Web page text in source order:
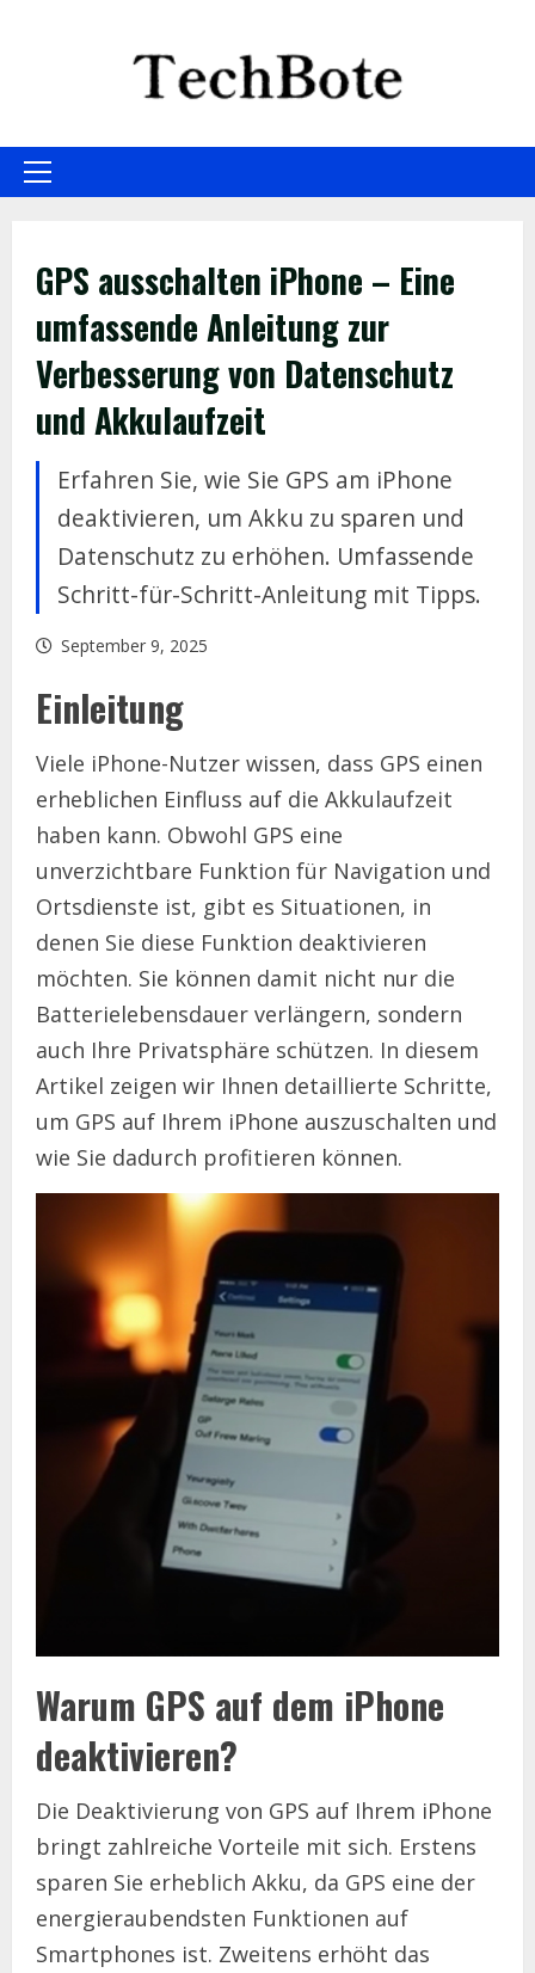
Primary
GPS ausschalten iPhone – Eine
umfassende Anleitung zur
Verbesserung von Datenschutz
und Akkulaufzeit
Erfahren Sie, wie Sie GPS am iPhone
deaktivieren, um Akku zu sparen und
Datenschutz zu erhöhen. Umfassende
Schritt-für-Schritt-Anleitung mit Tipps.
September 9, 2025
Einleitung
Viele iPhone-Nutzer wissen, dass GPS einen
erheblichen Einfluss auf die Akkulaufzeit
haben kann. Obwohl GPS eine
unverzichtbare Funktion für Navigation und
Ortsdienste ist, gibt es Situationen, in
denen Sie diese Funktion deaktivieren
möchten. Sie können damit nicht nur die
Batterielebensdauer verlängern, sondern
auch Ihre Privatsphäre schützen. In diesem
Artikel zeigen wir Ihnen detaillierte Schritte,
um GPS auf Ihrem iPhone auszuschalten und
wie Sie dadurch profitieren können.
Warum GPS auf dem iPhone
deaktivieren?
Die Deaktivierung von GPS auf Ihrem iPhone
bringt zahlreiche Vorteile mit sich. Erstens
sparen Sie erheblich Akku, da GPS eine der
energieraubendsten Funktionen auf
Smartphones ist. Zweitens erhöht das